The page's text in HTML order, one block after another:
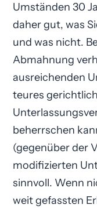
Umständen 30
daher gut, was
und was nicht.
Abmahnung
ausreichenden
teures
beherrschen
(gegenüber der
modifizierten
sinnvoll. Wenn
weit gefassten